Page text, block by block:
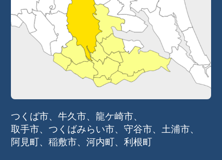
つくば市、牛久市、龍ケ崎市、
取手市、つくばみらい市、守谷市、土浦市、
阿見町、稲敷市、河内町、利根町